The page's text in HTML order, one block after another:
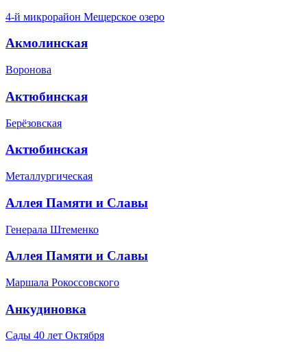
4-й микрорайон Мещерское озеро
Акмолинская
Воронова
Актюбинская
Берёзовская
Актюбинская
Металлургическая
Аллея Памяти и Славы
Генерала Штеменко
Аллея Памяти и Славы
Маршала Рокоссовского
Анкудиновка
Сады 40 лет Октября